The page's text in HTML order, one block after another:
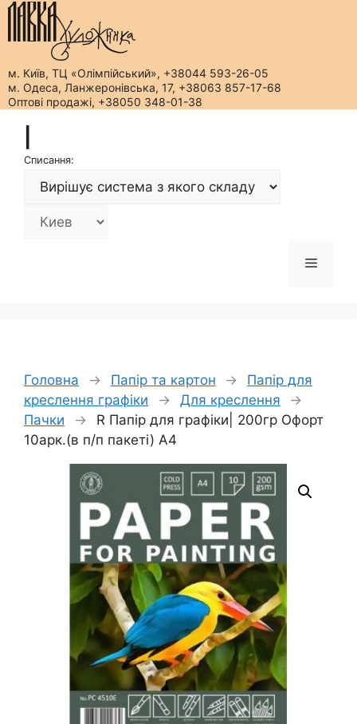
м. Київ, ТЦ «Олімпійський», +38044 593-26-05
м. Одеса, Ланжеронівська, 17, +38063 857-17-68
Оптові продажі, +38050 348-01-38
вмістуСписання:
Меню
Головна → Папір та картон →
Папір для
креслення графіки
→ Для креслення
→
Пачки
→
R Папір для графіки| 200гр Офорт
10арк.(в п/п пакеті) А4